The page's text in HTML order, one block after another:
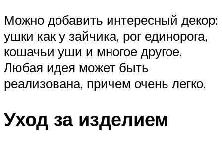
Можно добавить интересный декор:
ушки как у зайчика, рог единорога,
кошачьи уши и многое другое.
Любая идея может быть
реализована, причем очень легко.
Уход за изделием